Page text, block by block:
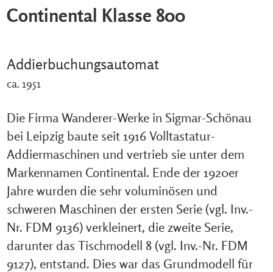
Continental Klasse 800
Addierbuchungsautomat
ca. 1951
Die Firma Wanderer-Werke in Sigmar-Schönau
bei Leipzig baute seit 1916 Volltastatur-
Addiermaschinen und vertrieb sie unter dem
Markennamen Continental. Ende der 1920er
Jahre wurden die sehr voluminösen und
schweren Maschinen der ersten Serie (vgl. Inv.-
Nr. FDM 9136) verkleinert, die zweite Serie,
darunter das Tischmodell 8 (vgl. Inv.-Nr. FDM
9127), entstand. Dies war das Grundmodell für